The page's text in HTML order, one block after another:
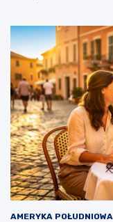
AMERYKA POŁUDNIOWA